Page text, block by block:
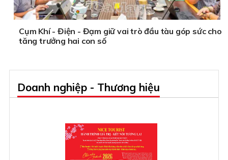
Cụm Khí - Điện - Đạm giữ vai trò đầu tàu góp sức cho
tăng trưởng hai con số
Doanh nghiệp - Thương hiệu